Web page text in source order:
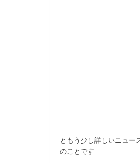
ともう少し詳しいニュー
のことです